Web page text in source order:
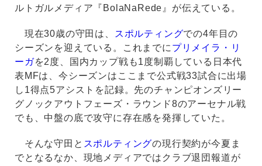
ルトガルメディア『BolaNaRede』が伝えている。
現在30歳の守田は、 スポルティングでの4年目の
シーズンを迎えている。これまでにプリメイラ・リ
ーガを2度、国内カップ戦も1度制覇している日本代
表MFは、今シーズンはここまで公式戦33試合に出場
し1得点5アシストを記録。先のチャンピオンズリー
グノックアウトフェーズ・ラウンド8のアーセナル戦
でも、中盤の底で攻守に存在感を発揮していた。
そんな守田と スポルティングの現行契約が今夏ま
でとなるなか、現地メディアではクラブ退団報道が